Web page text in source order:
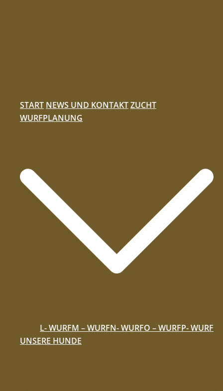
START NEWS UND KONTAKTZUCHT
WURFPLANUNG
L- WURFM – WURFN- WURFO – WURFP- WURF
UNSERE HUNDE